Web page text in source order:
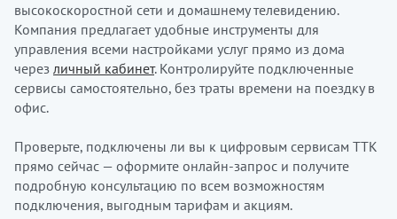
высокоскоростной сети и домашнему телевидению.
Компания предлагает удобные инструменты для
управления всеми настройками услуг прямо из дома
через личный кабинет. Контролируйте подключенные
сервисы самостоятельно, без траты времени на поездку в
офис.
Проверьте, подключены ли вы к цифровым сервисам ТТК
прямо сейчас — оформите онлайн-запрос и получите
подробную консультацию по всем возможностям
подключения, выгодным тарифам и акциям.